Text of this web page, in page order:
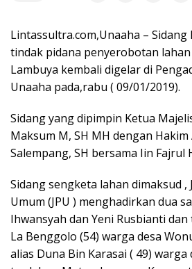
Lintassultra.com,Unaaha –
tindak pidana penyerobotan lahan
Lambuya kembali digelar di
Unaaha pada,rabu ( 09/01/2019).
Sidang yang dipimpin Ketua
Maksum M, SH MH dengan
Salempang, SH bersama Iin Fajrul
Sidang sengketa lahan dimaksud ,
Umum (JPU ) menghadirkan dua
Ihwansyah dan Yeni Rusbianti
La Benggolo (54) warga desa
alias Duna Bin Karasai ( 49) warga